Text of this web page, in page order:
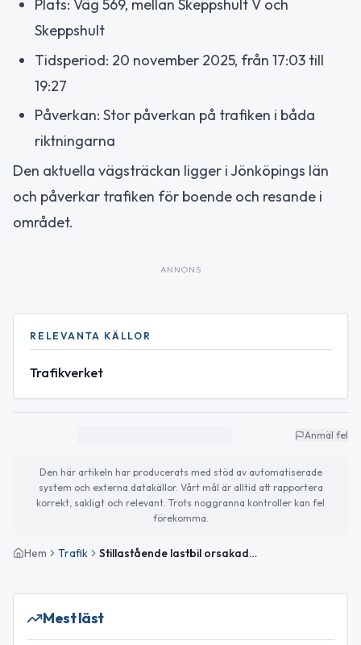
Plats: Väg 569, mellan Skeppshult V och
Skeppshult
Tidsperiod: 20 november 2025, från 17:03 till
19:27
Påverkan: Stor påverkan på trafiken i båda
riktningarna
Den aktuella vägsträckan ligger i Jönköpings län
och påverkar trafiken för boende och resande i
området.
ANNONS
RELEVANTA KÄLLOR
Trafikverket
Anmäl fel
Den här artikeln har producerats med stöd av automatiserade
system och externa datakällor. Vårt mål är alltid att rapportera
korrekt, sakligt och relevant. Trots noggranna kontroller kan fel
förekomma.
Hem Trafik Stillastående lastbil orsakade stor påverkan på väg 569 i Skeppshult
Mest läst